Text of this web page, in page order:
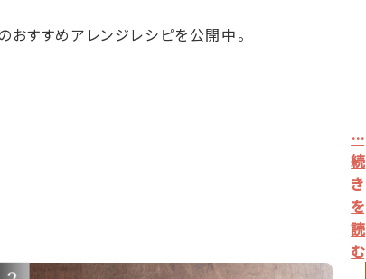
すすめアレンジレシピを公開中。
…
続
き
を
読
む